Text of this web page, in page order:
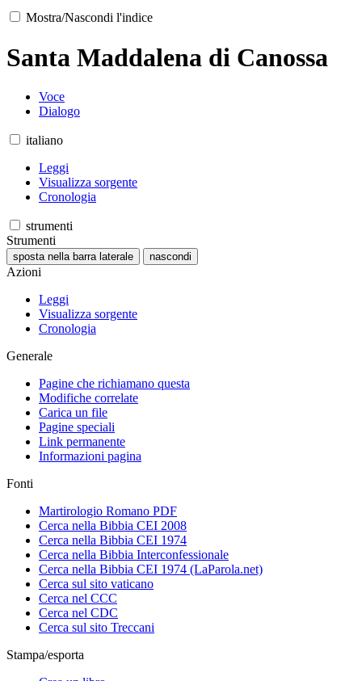
Mostra/Nascondi l'indice
Santa Maddalena di Canossa
Voce
Dialogo
italiano
Leggi
Visualizza sorgente
Cronologia
strumenti
Strumenti
sposta nella barra laterale nascondi
Azioni
Leggi
Visualizza sorgente
Cronologia
Generale
Pagine che richiamano questa
Modifiche correlate
Carica un file
Pagine speciali
Link permanente
Informazioni pagina
Fonti
Martirologio Romano PDF
Cerca nella Bibbia CEI 2008
Cerca nella Bibbia CEI 1974
Cerca nella Bibbia Interconfessionale
Cerca nella Bibbia CEI 1974 (LaParola.net)
Cerca sul sito vaticano
Cerca nel CCC
Cerca nel CDC
Cerca sul sito Treccani
Stampa/esporta